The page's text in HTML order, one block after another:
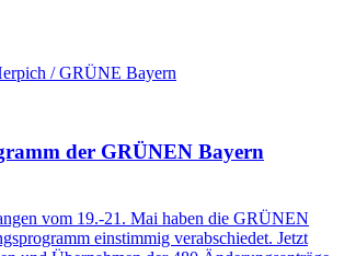
/ GRÜNE Bayern
der GRÜNEN Bayern
vom 19.-21. Mai haben die GRÜNEN
einstimmig verabschiedet. Jetzt